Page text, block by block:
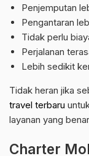
Penjemputan
Pengantaran
Tidak perlu
Perjalanan
Lebih sedikit
Tidak heran jika
travel terbaru
layanan yang
Charter